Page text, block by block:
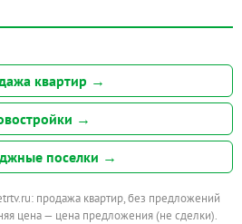
квартир →
→
поселки →
продажа квартир, без предложений
цена — цена предложения (не сделки).